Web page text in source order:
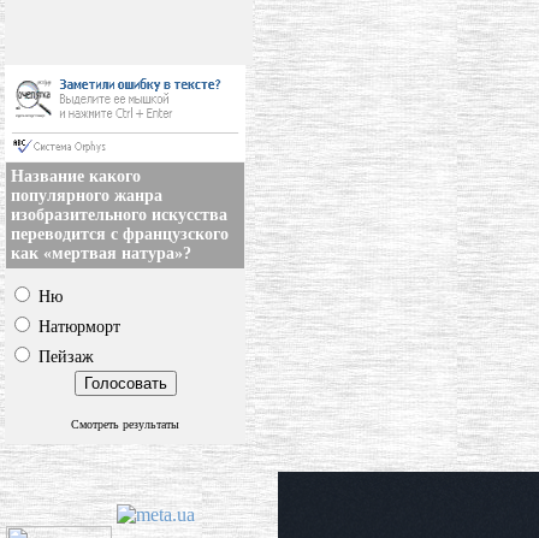
Название какого
популярного жанра
изобразительного искусства
переводится с французского
как «мертвая натура»?
Ню
Натюрморт
Пейзаж
Смотреть результаты